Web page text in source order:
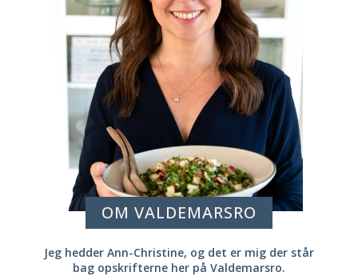
OM VALDEMARSRO
Jeg hedder Ann-Christine, og det er mig der står
bag opskrifterne her på Valdemarsro.